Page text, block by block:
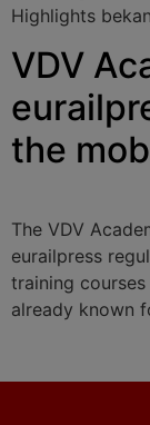
Highlights
VDV
the
The VDV
eurailpress
training
already known